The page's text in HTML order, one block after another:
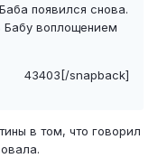
появился снова.
Бабу воплощением
43403[/snapback]
в том, что говорил